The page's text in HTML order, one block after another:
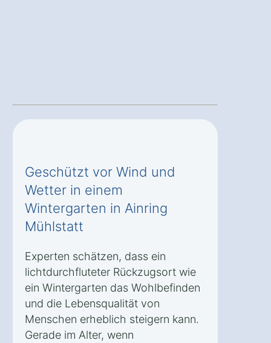
Geschützt vor Wind und
Wetter in einem
Wintergarten in Ainring
Mühlstatt
Experten schätzen, dass ein
lichtdurchfluteter Rückzugsort wie
ein Wintergarten das Wohlbefinden
und die Lebensqualität von
Menschen erheblich steigern kann.
Gerade im Alter, wenn